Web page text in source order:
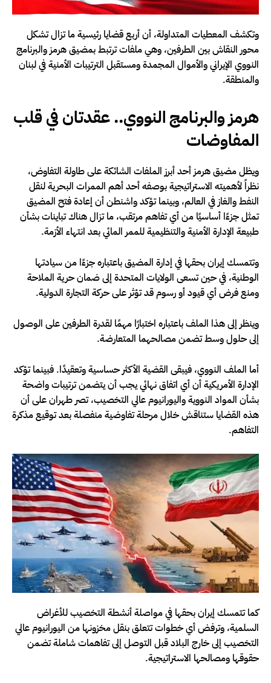
وتكشف المعطيات المتداولة، أن أربع قضايا رئيسية ما تزال تشكل
محور النقاش بين الطرفين، وهي ملفات ترتبط بمضيق هرمز والبرنامج
النووي الإيراني والأموال المجمدة ومستقبل الترتيبات الأمنية في لبنان
والمنطقة.
هرمز والبرنامج النووي.. عقدتان في قلب
المفاوضات
ويظل مضيق هرمز أحد أبرز الملفات الشائكة على طاولة التفاوض،
نظراً لأهميته الاستراتيجية بوصفه أحد أهم الممرات البحرية لنقل
النفط والغاز في العالم، وبينما تؤكد واشنطن أن إعادة فتح المضيق
تمثل جزءًا أساسيًا من أي تفاهم مرتقب، ما تزال هناك تباينات بشأن
طبيعة الإدارة الأمنية والتنظيمية للممر المائي بعد انتهاء الأزمة.
وتتمسك إيران بحقها في إدارة المضيق باعتباره جزءًا من سيادتها
الوطنية، في حين تسعى الولايات المتحدة إلى ضمان حرية الملاحة
ومنع فرض أي قيود أو رسوم قد تؤثر على حركة التجارة الدولية.
وينظر إلى هذا الملف باعتباره اختبارًا مهمًا لقدرة الطرفين على الوصول
إلى حلول وسط تضمن مصالحهما المتعارضة.
أما الملف النووي، فيبقى القضية الأكثر حساسية وتعقيدًا. فبينما تؤكد
الإدارة الأمريكية أن أي اتفاق نهائي يجب أن يتضمن ترتيبات واضحة
بشأن المواد النووية واليورانيوم عالي التخصيب، تصر طهران على أن
هذه القضايا ستناقش خلال مرحلة تفاوضية منفصلة بعد توقيع مذكرة
التفاهم.
كما تتمسك إيران بحقها في مواصلة أنشطة التخصيب للأغراض
السلمية، وترفض أي خطوات تتعلق بنقل مخزونها من اليورانيوم عالي
التخصيب إلى خارج البلاد قبل التوصل إلى تفاهمات شاملة تضمن
حقوقها ومصالحها الاستراتيجية.